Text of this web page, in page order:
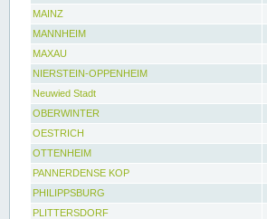
MAINZ
MANNHEIM
MAXAU
NIERSTEIN-OPPENHEIM
Neuwied Stadt
OBERWINTER
OESTRICH
OTTENHEIM
PANNERDENSE KOP
PHILIPPSBURG
PLITTERSDORF